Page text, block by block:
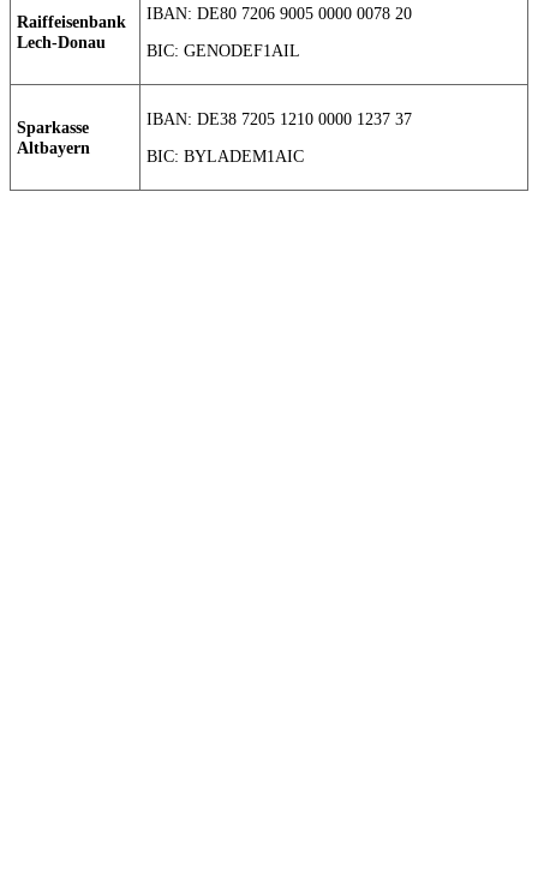
Raiffeisenbank
Lech-Donau
IBAN: DE80 7206 9005 0000 0078 20
BIC: GENODEF1AIL
Sparkasse
Altbayern
IBAN: DE38 7205 1210 0000 1237 37
BIC: BYLADEM1AIC